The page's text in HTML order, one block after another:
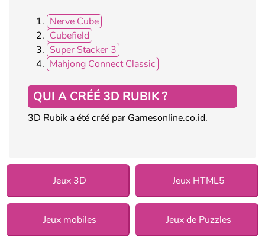
Nerve Cube
Cubefield
Super Stacker 3
Mahjong Connect Classic
QUI A CRÉÉ 3D RUBIK ?
3D Rubik a été créé par Gamesonline.co.id.
Jeux 3D Jeux HTML5
Jeux mobiles Jeux de Puzzles